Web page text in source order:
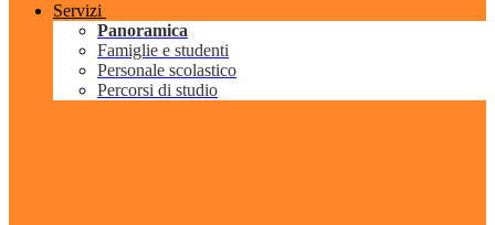
Servizi
Panoramica
Famiglie e studenti
Personale scolastico
Percorsi di studio